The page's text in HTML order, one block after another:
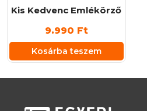
Kis Kedvenc Emlékörző
9.990 Ft
Kosárba teszem